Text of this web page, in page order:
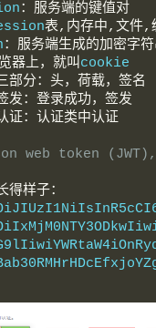
：服务端的键值对
表,内存中,文件,
：服务端生成的加密字
器上，就叫cookie
部分：头，荷载，签名
发：登录成功，签发
证：认证类中认证
web token
得样子：